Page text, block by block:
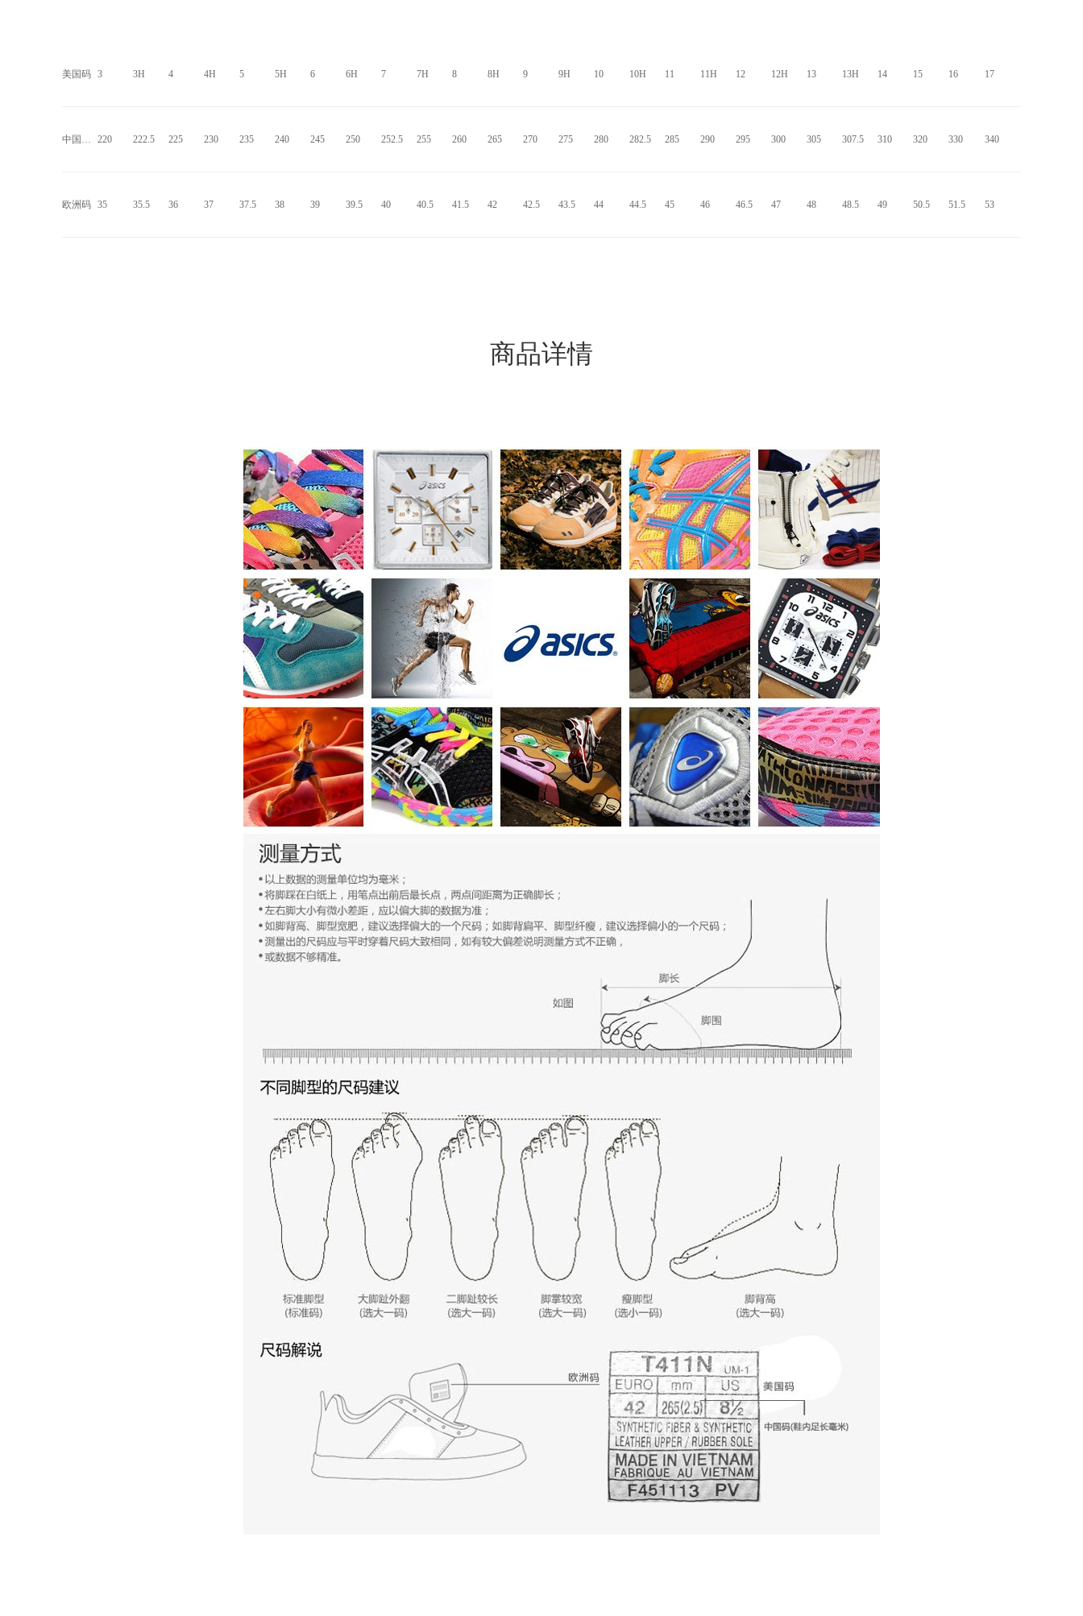
美国码 3 3H 4 4H 5 5H 6 6H 7 7H 8 8H 9 9H 10 10H 11 11H 12 12H 13 13H 14 15 16 17
中国码mm 220 222.5 225 230 235 240 245 250 252.5 255 260 265 270 275 280 282.5 285 290 295 300 305 307.5 310 320 330 340
欧洲码 35 35.5 36 37 37.5 38 39 39.5 40 40.5 41.5 42 42.5 43.5 44 44.5 45 46 46.5 47 48 48.5 49 50.5 51.5 53
商品详情